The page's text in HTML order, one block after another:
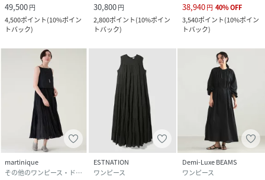
49,500円
4,500ポイント(10%ポイン
トバック)
30,800円
2,800ポイント(10%ポイン
トバック)
38,940円 40%OFF
3,540ポイント(10%ポイン
トバック)
martinique
その他のワンピース・ドレス
ESTNATION
ワンピース
Demi-Luxe BEAMS
ワンピース